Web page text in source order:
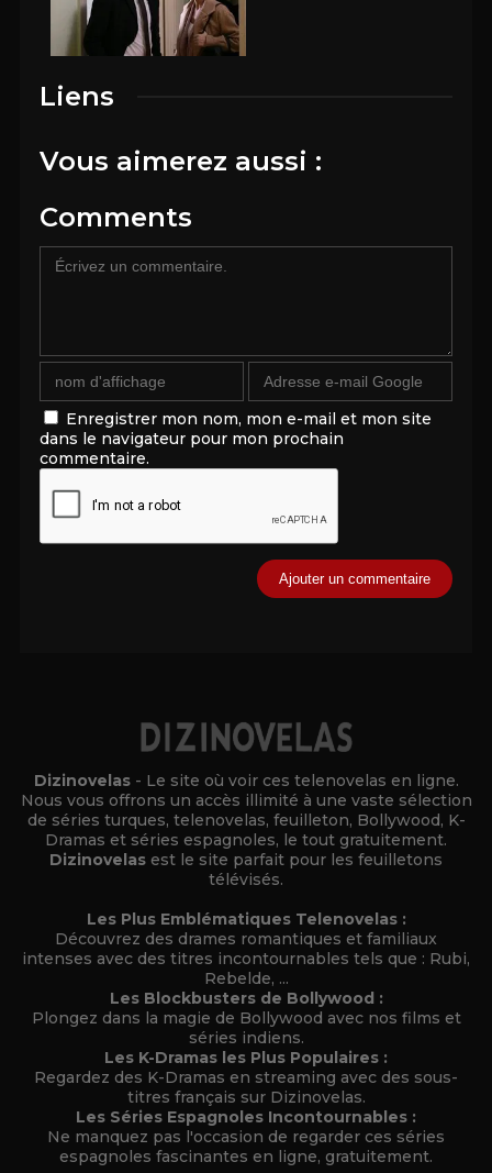
Liens
Vous aimerez aussi :
Comments
Enregistrer mon nom, mon e-mail et mon site
dans le navigateur pour mon prochain
commentaire.
Dizinovelas - Le site où voir ces telenovelas en ligne.
Nous vous offrons un accès illimité à une vaste sélection
de séries turques, telenovelas, feuilleton, Bollywood, K-
Dramas et séries espagnoles, le tout gratuitement.
Dizinovelas est le site parfait pour les feuilletons
télévisés.
Les Plus Emblématiques Telenovelas :
Découvrez des drames romantiques et familiaux
intenses avec des titres incontournables tels que : Rubi,
Rebelde, ...
Les Blockbusters de Bollywood :
Plongez dans la magie de Bollywood avec nos films et
séries indiens.
Les K-Dramas les Plus Populaires :
Regardez des K-Dramas en streaming avec des sous-
titres français sur Dizinovelas.
Les Séries Espagnoles Incontournables :
Ne manquez pas l'occasion de regarder ces séries
espagnoles fascinantes en ligne, gratuitement.